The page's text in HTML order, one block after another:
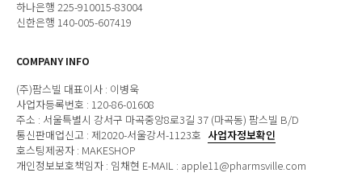
하나은행 225-910015-83004
신한은행 140-005-607419
COMPANY INFO
(주)팜스빌 대표이사 : 이병욱
사업자등록번호 : 120-86-01608
주소 : 서울특별시 강서구 마곡중앙8로3길 37 (마곡동) 팜스빌 B/D
통신판매업신고 : 제2020-서울강서-1123호 사업자정보확인
호스팅제공자 : MAKESHOP
개인정보보호책임자 : 임채현 E-MAIL : apple11@pharmsville.com